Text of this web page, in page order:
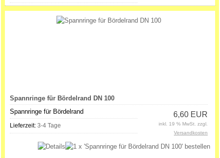
Spannringe für Bördelrand DN 100
Spannringe für Bördelrand
Lieferzeit: 3-4 Tage
6,60 EUR
inkl. 19 % MwSt. zzgl.
Versandkosten